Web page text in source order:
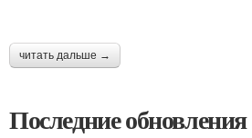
читать дальше →
Последние обновления